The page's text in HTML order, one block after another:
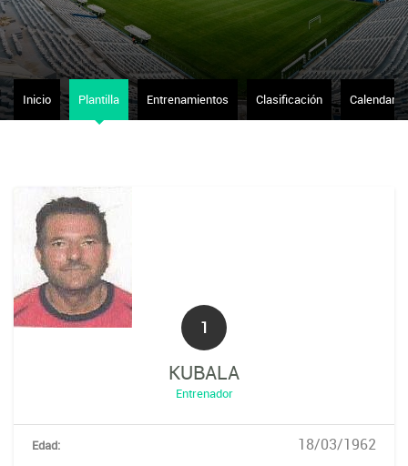
Inicio Plantilla Entrenamientos Clasificación Calendario
1
KUBALA
Entrenador
Edad: 18/03/1962